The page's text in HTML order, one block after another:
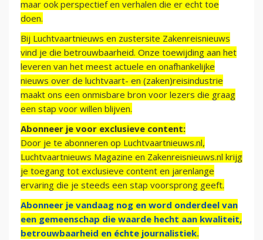
maar ook perspectief en verhalen die er echt toe
doen.
Bij Luchtvaartnieuws en zustersite Zakenreisnieuws
vind je die betrouwbaarheid. Onze toewijding aan het
leveren van het meest actuele en onafhankelijke
nieuws over de luchtvaart- en (zaken)reisindustrie
maakt ons een onmisbare bron voor lezers die graag
een stap voor willen blijven.
Abonneer je voor exclusieve content:
Door je te abonneren op Luchtvaartnieuws.nl,
Luchtvaartnieuws Magazine en Zakenreisnieuws.nl krijg
je toegang tot exclusieve content en jarenlange
ervaring die je steeds een stap voorsprong geeft.
Abonneer je vandaag nog en word onderdeel van
een gemeenschap die waarde hecht aan kwaliteit,
betrouwbaarheid en échte journalistiek.